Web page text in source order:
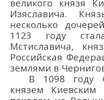
великого князя
Изяславича.
несколько
1123 году
Мстиславича,
Российская
землями в
В 1098 году
князем Киевским